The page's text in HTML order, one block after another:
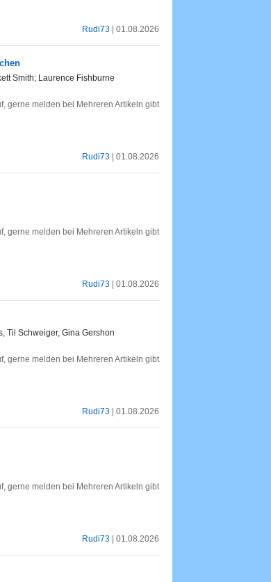
Rudi73 | 01.08.2026
Smith; Laurence Fishburne
gerne melden bei Mehreren Artikeln gibt
Rudi73 | 01.08.2026
gerne melden bei Mehreren Artikeln gibt
Rudi73 | 01.08.2026
Til Schweiger, Gina Gershon
gerne melden bei Mehreren Artikeln gibt
Rudi73 | 01.08.2026
gerne melden bei Mehreren Artikeln gibt
Rudi73 | 01.08.2026